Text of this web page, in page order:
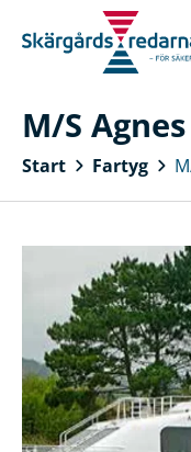
M/S
Start Fartyg